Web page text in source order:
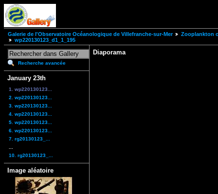
Galerie de l'Observatoire Océanologique de Villefranche-sur-Mer
Zooplankton
wp220130123_d1_1_195
Recherche avancée
January 23th
1. wp220130123...
2. wp220130123...
3. wp220130123...
4. wp220130123...
5. wp220130123...
6. wp220130123...
7. rg20130123_...
10. rg20130123_...
Image aléatoire
Diaporama